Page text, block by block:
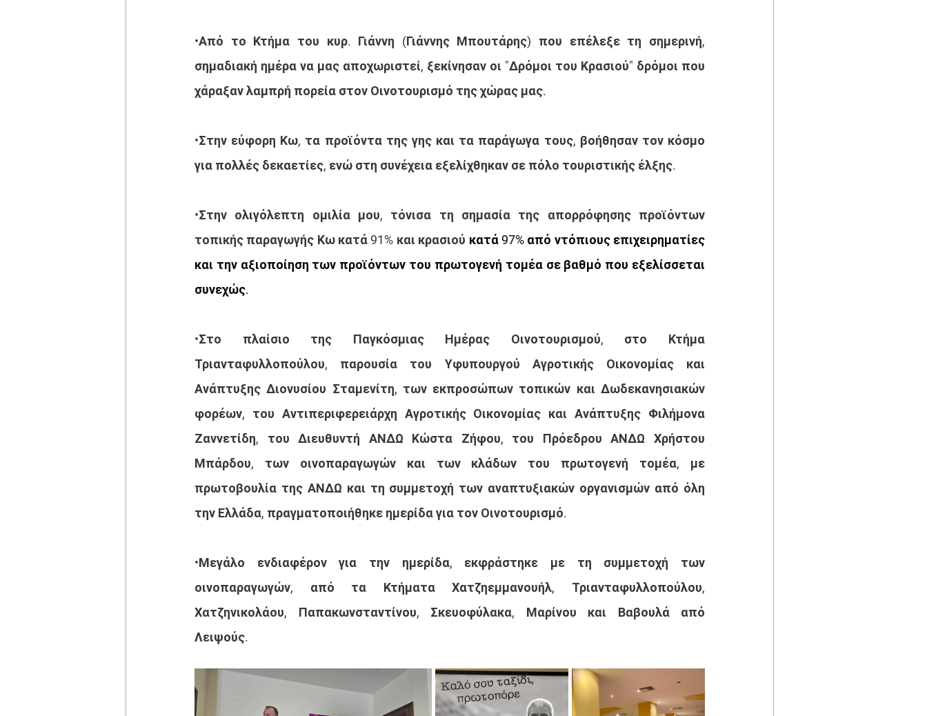
•Από το Κτήμα του κυρ. Γιάννη (Γιάννης Μπουτάρης) που επέλεξε τη σημερινή,
σημαδιακή ημέρα να μας αποχωριστεί, ξεκίνησαν οι "Δρόμοι του Κρασιού" δρόμοι που
χάραξαν λαμπρή πορεία στον Οινοτουρισμό της χώρας μας.
•Στην εύφορη Κω, τα προϊόντα της γης και τα παράγωγα τους, βοήθησαν τον κόσμο
για πολλές δεκαετίες, ενώ στη συνέχεια εξελίχθηκαν σε πόλο τουριστικής έλξης.
•Στην ολιγόλεπτη ομιλία μου, τόνισα τη σημασία της απορρόφησης προϊόντων
τοπικής παραγωγής Κω κατά 91% και κρασιού κατά 97% από ντόπιους επιχειρηματίες
και την αξιοποίηση των προϊόντων του πρωτογενή τομέα σε βαθμό που εξελίσσεται
συνεχώς.
•Στο πλαίσιο της Παγκόσμιας Ημέρας Οινοτουρισμού, στο Κτήμα
Τριανταφυλλοπούλου, παρουσία του Υφυπουργού Αγροτικής Οικονομίας και
Ανάπτυξης Διονυσίου Σταμενίτη, των εκπροσώπων τοπικών και Δωδεκανησιακών
φορέων, του Αντιπεριφερειάρχη Αγροτικής Οικονομίας και Ανάπτυξης Φιλήμονα
Ζαννετίδη, του Διευθυντή ΑΝΔΩ Κώστα Ζήφου, του Πρόεδρου ΑΝΔΩ Χρήστου
Μπάρδου, των οινοπαραγωγών και των κλάδων του πρωτογενή τομέα, με
πρωτοβουλία της ΑΝΔΩ και τη συμμετοχή των αναπτυξιακών οργανισμών από όλη
την Ελλάδα, πραγματοποιήθηκε ημερίδα για τον Οινοτουρισμό.
•Μεγάλο ενδιαφέρον για την ημερίδα, εκφράστηκε με τη συμμετοχή των
οινοπαραγωγών, από τα Κτήματα Χατζηεμμανουήλ, Τριανταφυλλοπούλου,
Χατζηνικολάου, Παπακωνσταντίνου, Σκευοφύλακα, Μαρίνου και Βαβουλά από
Λειψούς.